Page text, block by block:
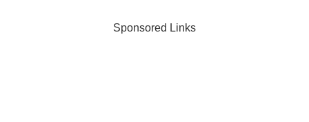
Sponsored Links